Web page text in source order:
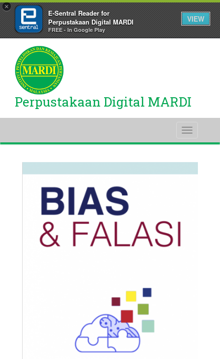
×
E-Sentral Reader for
Perpustakaan Digital MARDI
FREE - In Google Play
VIEW
Perpustakaan Digital MARDI
Toggle